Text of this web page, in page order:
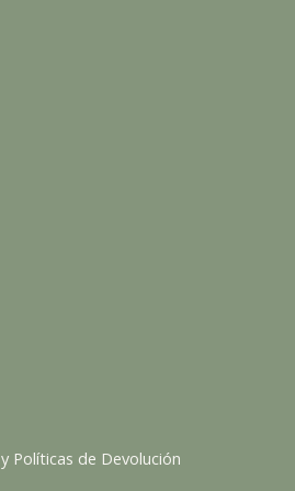
Políticas de Devolución